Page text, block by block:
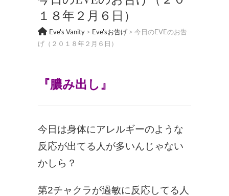
１８年２月６日）
Eve's Vanity > Eve'sお告げ > 今日のEVEのお告
げ（２０１８年２月６日）
『膿み出し』
今日は身体にアレルギーのような
反応が出てる人が多いんじゃない
かしら？
第2チャクラが過敏に反応してる人